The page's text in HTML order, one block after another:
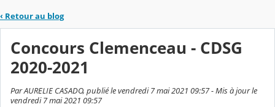
‹ Retour au blog
Concours Clemenceau - CDSG
2020-2021
Par AURELIE CASADO, publié le vendredi 7 mai 2021 09:57 - Mis à jour le
vendredi 7 mai 2021 09:57